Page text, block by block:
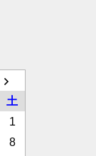
土
1
8